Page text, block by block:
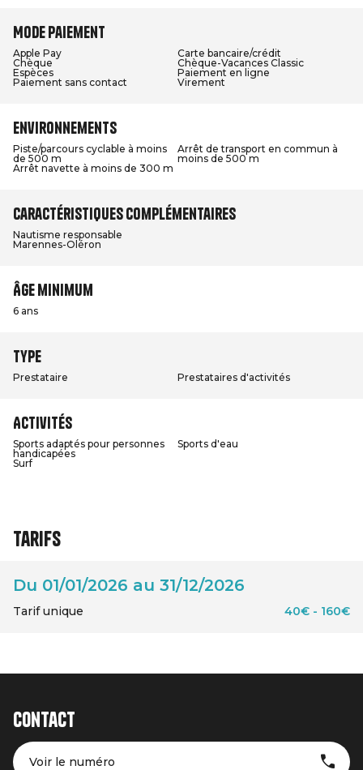
Mode paiement
Apple Pay
Carte bancaire/crédit
Chèque
Chèque-Vacances Classic
Espèces
Paiement en ligne
Paiement sans contact
Virement
Environnements
Piste/parcours cyclable à moins
de 500 m
Arrêt de transport en commun à
moins de 500 m
Arrêt navette à moins de 300 m
Caractéristiques complémentaires
Nautisme responsable
Marennes-Oléron
Âge minimum
6 ans
Type
Prestataire Prestataires d'activités
Activités
Sports adaptés pour personnes
handicapées
Sports d'eau
Surf
Tarifs
Du 01/01/2026 au 31/12/2026
Tarif unique 40€ - 160€
Contact
Voir le numéro